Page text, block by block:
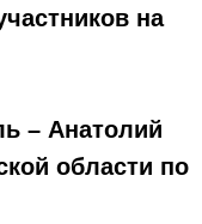
на
– Анатолий
области по